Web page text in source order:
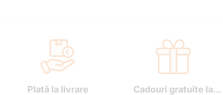
Plată la livrare
Cadouri gratuite la